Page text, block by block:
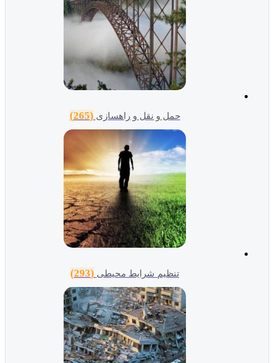
حمل و نقل و راهسازی(265)
تنظیم شرایط محیطی(293)